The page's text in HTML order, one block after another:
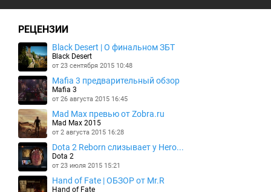
РЕЦЕНЗИИ
Black Desert | О финальном ЗБТ
Black Desert
от 23 сентября 2015 10:48
Mafia 3 предварительный обзор
Mafia 3
от 26 августа 2015 16:45
Mad Max превью от Zobra.ru
Mad Max 2015
от 2 августа 2015 16:28
Dota 2 Reborn слизывает у Hero...
Dota 2
от 23 июля 2015 15:21
Hand of Fate | ОБЗОР от Mr.R
Hand of Fate